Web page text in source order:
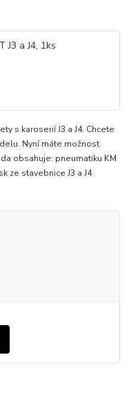
s karoserií J3 a J4. Chcete
Nyní máte možnost.
obsahuje: pneumatiku KM
ze stavebnice J3 a J4